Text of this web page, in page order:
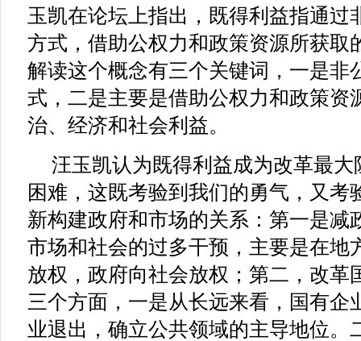
玉凯在论坛上指出，既得利益指通过
方式，借助公权力和政策资源所获取
解读这个概念有三个关键词，一是非
式，二是主要是借助公权力和政策资
治、经济和社会利益。
汪玉凯认为既得利益成为改革最
困难，这既考验到我们的勇气，又考
新构建政府和市场的关系：第一是减
市场和社会的过多干预，主要是在地
放权，政府向社会放权；第二，改革
三个方面，一是从长远来看，国有企
业退出，确立公共领域的主导地位。